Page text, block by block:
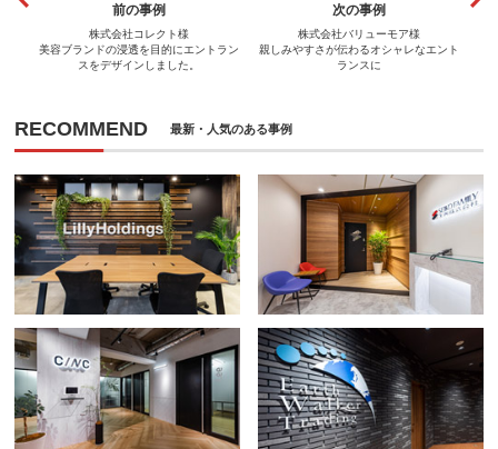
前の事例
株式会社コレクト様
美容ブランドの浸透を目的にエントラン
スをデザインしました。
次の事例
株式会社バリューモア様
親しみやすさが伝わるオシャレなエント
ランスに
RECOMMEND 最新・人気のある事例